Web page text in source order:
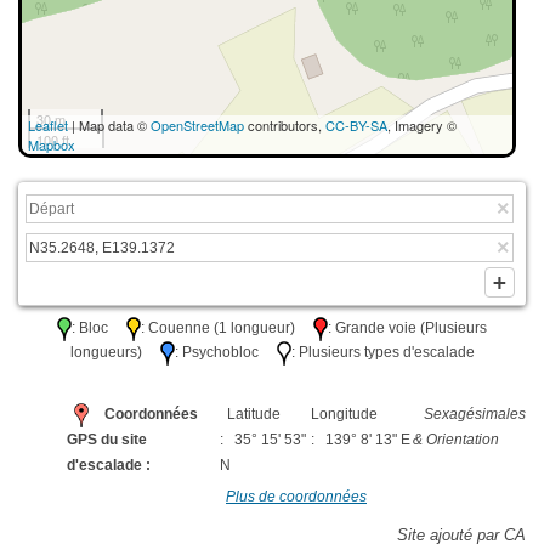
30 m
100 ft
Leaflet| Map data ©OpenStreetMapcontributors, CC-BY-SA, Imagery ©
Mapbox
: Bloc : Couenne (1 longueur)
: Grande voie (Plusieurs
longueurs)
: Psychobloc : Plusieurs types d'escalade
Coordonnées
GPS du site
d'escalade :
Latitude
: 35° 15' 53"
N
Longitude
: 139° 8' 13" E
Sexagésimales
& Orientation
Plus de coordonnées
Site ajouté par CA